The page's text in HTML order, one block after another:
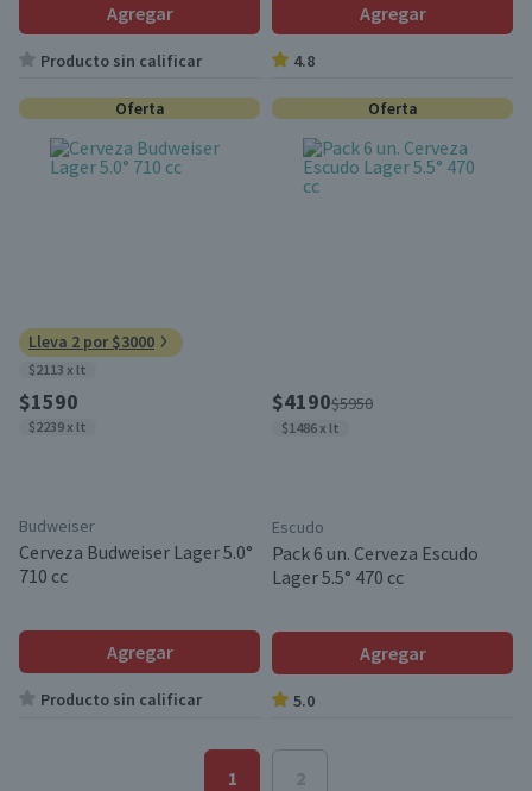
Agregar
Producto sin calificar
Agregar
4.8
Oferta
Lleva 2 por $3000
$2113 x lt
$1590
$2239 x lt
Budweiser
Cerveza Budweiser Lager 5.0°
710 cc
Agregar
Producto sin calificar
Oferta
$4190$5950
$1486 x lt
Escudo
Pack 6 un. Cerveza Escudo
Lager 5.5° 470 cc
Agregar
5.0
1 2